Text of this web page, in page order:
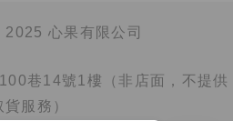
心果有限公司
巷14號1樓（非店面，不提供
貨服務）